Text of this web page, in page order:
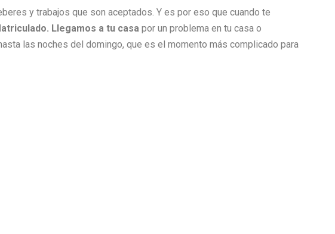
y trabajos que son aceptados. Y es por eso que cuando te
Llegamos a tu casa por un problema en tu casa o
las noches del domingo, que es el momento más complicado para